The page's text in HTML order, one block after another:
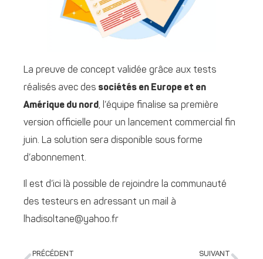
La preuve de concept validée grâce aux tests
réalisés avec des sociétés en Europe et en
Amérique du nord, l’équipe finalise sa première
version officielle pour un lancement commercial fin
juin. La solution sera disponible sous forme
d’abonnement.
Il est d’ici là possible de rejoindre la communauté
des testeurs en adressant un mail à
lhadisoltane@yahoo.fr
PRÉCÉDENT
SUIVANT